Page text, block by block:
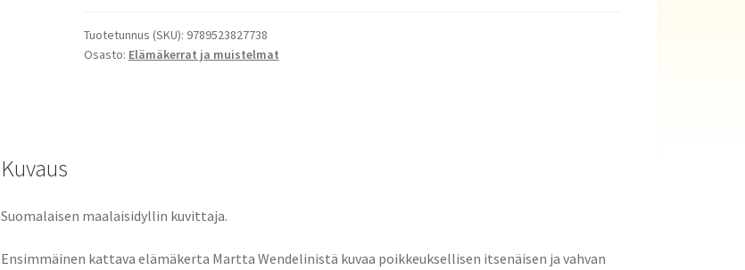
Wendelinin
elämä
Tuotetunnus (SKU): 9789523827738
Osasto: Elämäkerrat ja muistelmat
Kuvaus
Suomalaisen maalaisidyllin kuvittaja.
Ensimmäinen kattava elämäkerta Martta Wendelinistä kuvaa poikkeuksellisen itsenäisen ja vahvan